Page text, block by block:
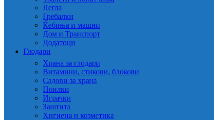
Легла
Гребалки
Ќебиња и машни
Дом и Транспорт
Додатоци
Глодари
Храна за глодари
Витамини, стикови, блокови
Садови за храна
Поилки
Играчки
Заштита
Хигиена и козметика